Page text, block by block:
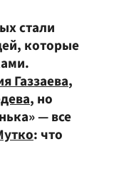
стали
которые
Газзаева,
, но
— все
: что